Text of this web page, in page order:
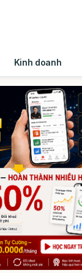
Kinh doanh